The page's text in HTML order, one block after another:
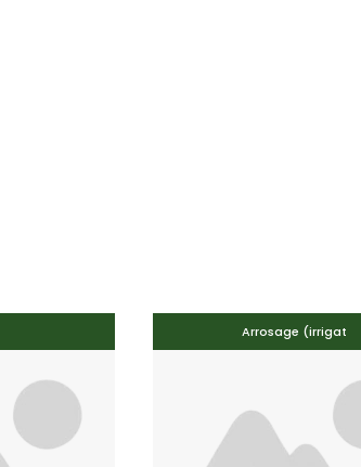
Arrosage (irrigat